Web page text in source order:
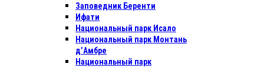
Заповедник Беренти
Ифати
Национальный парк Исало
Национальный парк Монтань
д’Амбре
Национальный парк